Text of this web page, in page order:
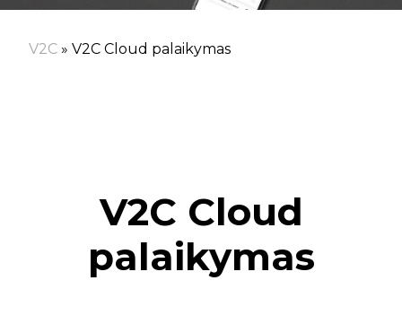
V2C » V2C Cloud palaikymas
V2C Cloud
palaikymas